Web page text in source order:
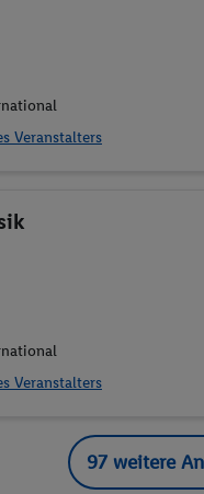
Veranstalters
Veranstalters
97 weitere